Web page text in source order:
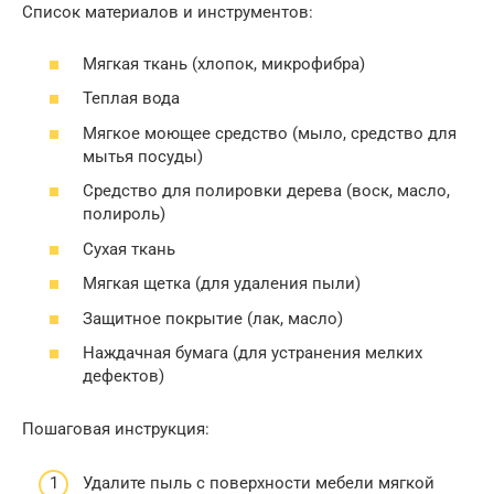
Список материалов и инструментов:
Мягкая ткань (хлопок, микрофибра)
Теплая вода
Мягкое моющее средство (мыло, средство для
мытья посуды)
Средство для полировки дерева (воск, масло,
полироль)
Сухая ткань
Мягкая щетка (для удаления пыли)
Защитное покрытие (лак, масло)
Наждачная бумага (для устранения мелких
дефектов)
Пошаговая инструкция:
Удалите пыль с поверхности мебели мягкой